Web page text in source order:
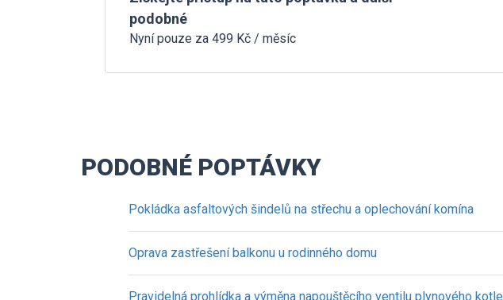
podobné
Nyní pouze za 499 Kč / měsíc
PODOBNÉ POPTÁVKY
Pokládka asfaltových šindelů na střechu a oplechování komína
Oprava zastřešení balkonu u rodinného domu
Pravidelná prohlídka a výměna napouštěcího ventilu plynového kotle